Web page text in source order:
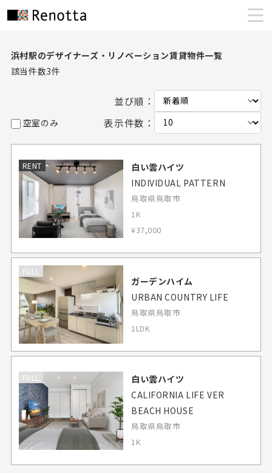
浜村駅のデザイナーズ・リノベーション賃貸物件一覧
該当件数3件
並び順：
空室のみ 表示件数：
RENT
白い雲ハイツ
INDIVIDUAL PATTERN
鳥取県鳥取市
1K
¥37,000
FULL
ガーデンハイム
URBAN COUNTRY LIFE
鳥取県鳥取市
1LDK
FULL
白い雲ハイツ
CALIFORNIA LIFE VER
BEACH HOUSE
鳥取県鳥取市
1K